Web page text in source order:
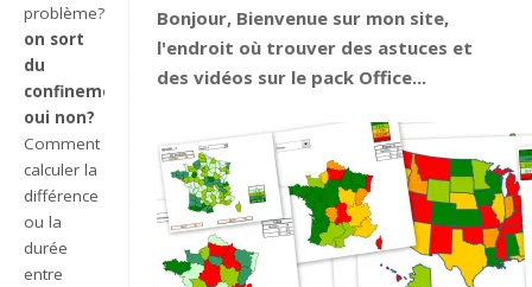
problème?
on sort
du
confinement?
oui non?
Comment
calculer la
différence
ou la
durée
entre
Bonjour, Bienvenue sur mon site,
l'endroit où trouver des astuces et
des vidéos sur le pack Office...